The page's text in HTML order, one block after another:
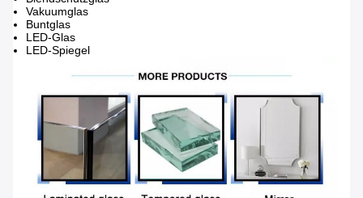
Vakuumglas
Buntglas
LED-Glas
LED-Spiegel